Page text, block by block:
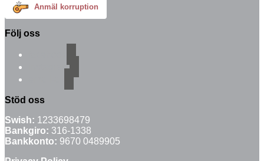
Anmäl korruption
Följ oss
instagram
Stöd oss
Swish: 1233698479
Bankgiro: 316-1338
Bankkonto: 9670 0489905